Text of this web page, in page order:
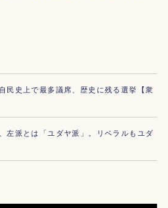
民史上で最多議席、歴史に残る選挙【衆
左派とは「ユダヤ派」。リベラルもユダ